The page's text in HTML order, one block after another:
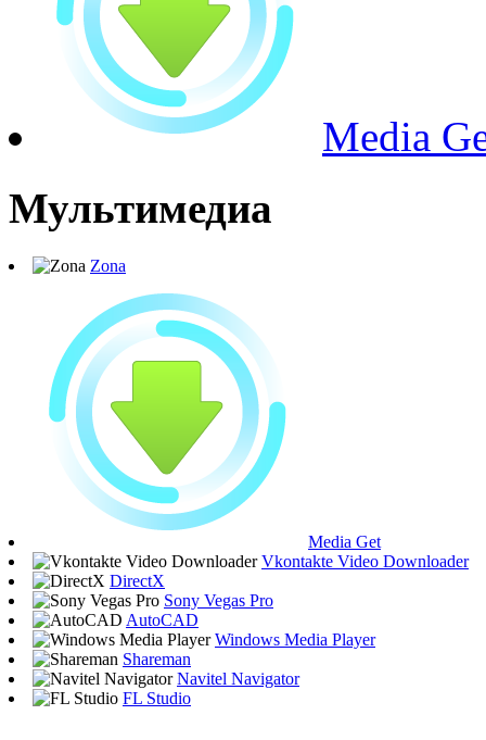
Media
Мультимедиа
Zona
Media Get
Vkontakte Video Downloader
DirectX
Sony Vegas Pro
AutoCAD
Windows Media Player
Shareman
Navitel Navigator
FL Studio